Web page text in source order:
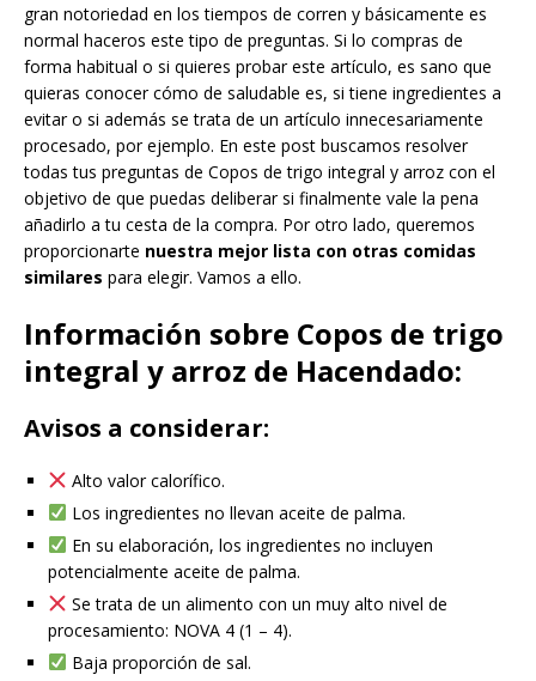
gran notoriedad en los tiempos de corren y básicamente es
normal haceros este tipo de preguntas. Si lo compras de
forma habitual o si quieres probar este artículo, es sano que
quieras conocer cómo de saludable es, si tiene ingredientes a
evitar o si además se trata de un artículo innecesariamente
procesado, por ejemplo. En este post buscamos resolver
todas tus preguntas de Copos de trigo integral y arroz con el
objetivo de que puedas deliberar si finalmente vale la pena
añadirlo a tu cesta de la compra. Por otro lado, queremos
proporcionarte nuestra mejor lista con otras comidas
similares para elegir. Vamos a ello.
Información sobre Copos de trigo
integral y arroz de Hacendado:
Avisos a considerar:
Alto valor calorífico.
Los ingredientes no llevan aceite de palma.
En su elaboración, los ingredientes no incluyen
potencialmente aceite de palma.
Se trata de un alimento con un muy alto nivel de
procesamiento: NOVA 4 (1 – 4).
Baja proporción de sal.